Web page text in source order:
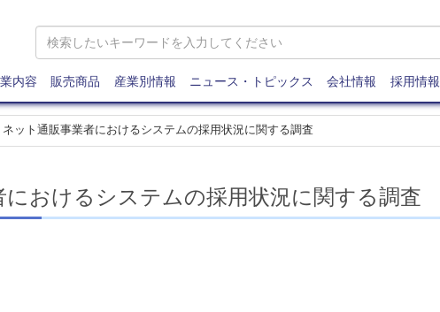
内容 販売商品 産業別情報 ニュース・トピックス 会社情報 採用情報
ネット通販事業者におけるシステムの採用状況に関する調査
おけるシステムの採用状況に関する調査